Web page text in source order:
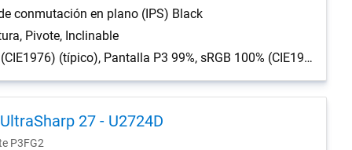
conmutación en plano (IPS) Black
Pivote, Inclinable
DCI-P3 99% (CIE1976) (típico), Pantalla P3 99%, sRGB 100% (CIE1931) (típico), BT.709 100%, Delta E
27 - U2724D
P3FG2